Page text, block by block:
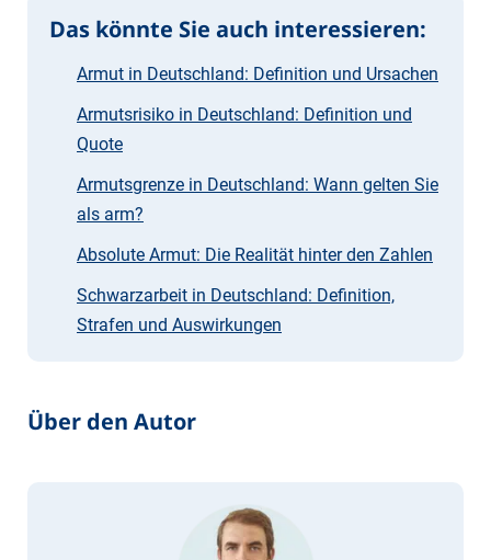
Das könnte Sie auch interessieren:
Armut in Deutschland: Definition und Ursachen
Armutsrisiko in Deutschland: Definition und
Quote
Armutsgrenze in Deutschland: Wann gelten Sie
als arm?
Absolute Armut: Die Realität hinter den Zahlen
Schwarzarbeit in Deutschland: Definition,
Strafen und Auswirkungen
Über den Autor